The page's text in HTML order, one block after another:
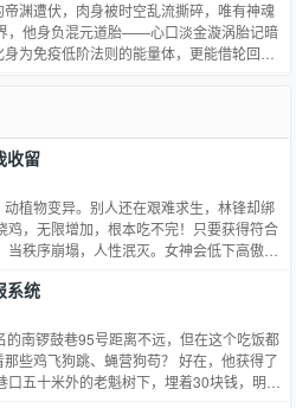
渊遭伏，肉身被时空乱流撕碎，唯有神魂
，他身负混元道胎——心口淡金漩涡胎记暗
为免疫低阶法则的能量体，更能借轮回之
重天，以霸道拳碾碎焚阳
收留
植物变异。别人还在艰难求生，林锋却绑
鸡，无限增加，根本吃不完！只要获得符合
秩序崩塌，人性泯灭。女神会低下高傲的
系统
南锣鼓巷95号距离不远，但在这个吃饭都
些鸡飞狗跳、蝇营狗苟？ 好在，他获得了
五十米外的老魁树下，埋着30块钱，明日